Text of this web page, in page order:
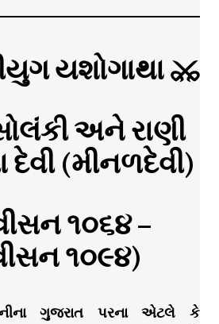
યશોગાથા ⚔
અને રાણી
(મીનળદેવી)
૧૦૬૪ –
૧૦૯૪)
ગુજરાત પરના એટલે કે